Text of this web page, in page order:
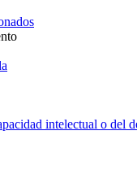
intelectual o del